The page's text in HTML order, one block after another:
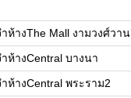
ห้างThe Mall งามวงศ์วาน
ห้างCentral บางนา
ห้างCentral พระราม2